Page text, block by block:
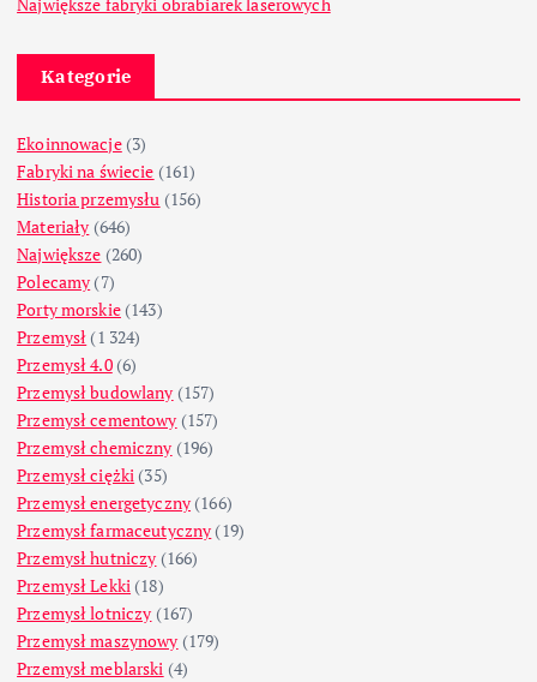
Największe fabryki obrabiarek laserowych
Kategorie
Ekoinnowacje(3)
Fabryki na świecie (161)
Historia przemysłu (156)
Materiały (646)
Największe (260)
Polecamy (7)
Porty morskie(143)
Przemysł (1 324)
Przemysł 4.0(6)
Przemysł budowlany (157)
Przemysł cementowy (157)
Przemysł chemiczny (196)
Przemysł ciężki (35)
Przemysł energetyczny (166)
Przemysł farmaceutyczny (19)
Przemysł hutniczy (166)
Przemysł Lekki (18)
Przemysł lotniczy (167)
Przemysł maszynowy (179)
Przemysł meblarski (4)